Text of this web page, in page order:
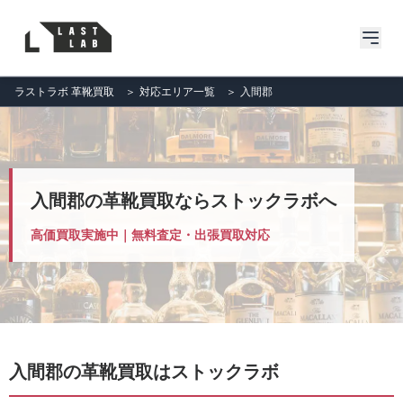
ラストラボ 革靴買取 ＞ 対応エリア一覧 ＞ 入間郡
入間郡の革靴買取ならストックラボへ
高価買取実施中｜無料査定・出張買取対応
入間郡の革靴買取はストックラボ